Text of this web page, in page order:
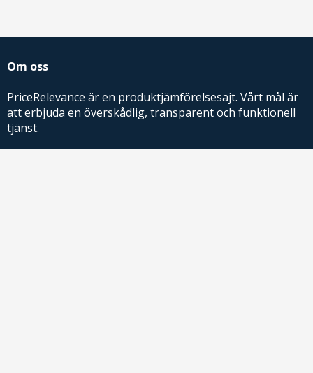
Om oss
PriceRelevance är en produktjämförelsesajt. Vårt mål är
att erbjuda en överskådlig, transparent och funktionell
tjänst.
PriceRelevance ägs och drivs av AdRelevance Sverige AB.